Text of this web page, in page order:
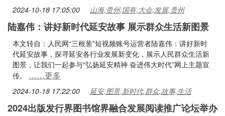
2024-10-18 17:05:00 山海,贵州,国有,大会,发展,贵州
陆嘉伟：讲好新时代延安故事 展示群众生活新图景
本文转自：人民网“三根葱”短视频账号运营者陆嘉伟：讲好新时
代延安故事，探寻延安各行业发展新变化，展示人民群众生活新
图景，让我们一起参与“弘扬延安精神 奋进伟大时代”网上主题宣
传。 ……更多
2024-10-18 17:22:00 延安,图景,新时代,群众,故事,生活
2024出版发行界图书馆界融合发展阅读推广论坛举办